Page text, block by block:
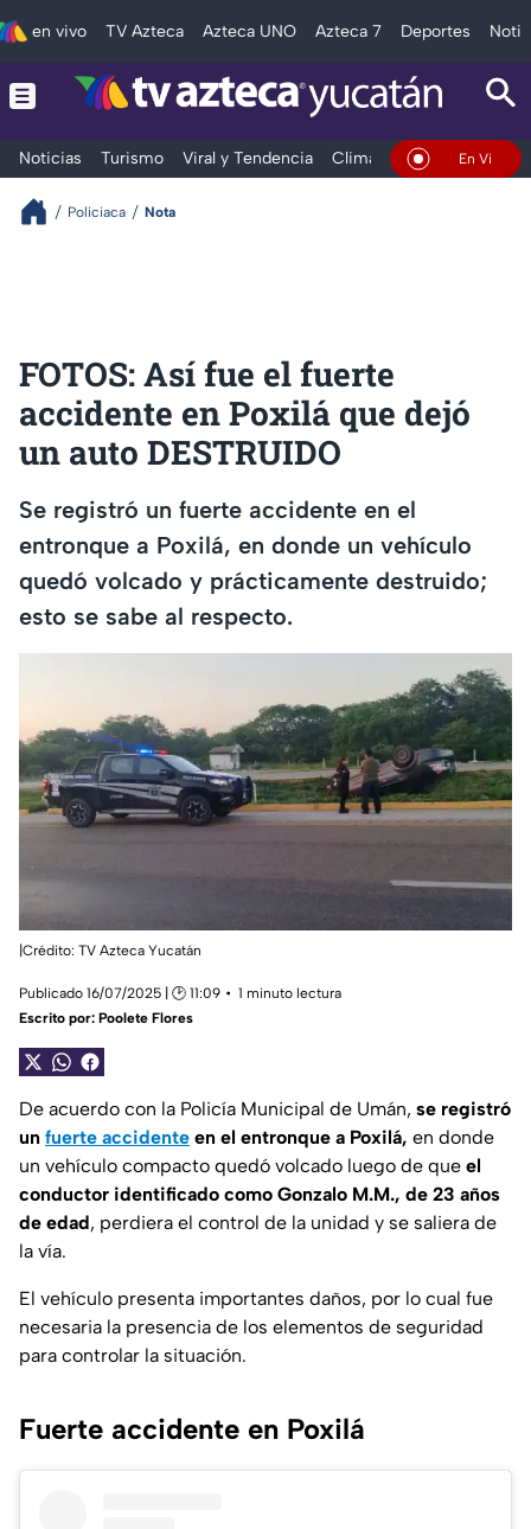
en vivo TV Azteca Azteca UNO Azteca 7 Deportes
Noticias Turismo Viral y Tendencia Clima DeportesEn Vivo
Policiaca Nota
FOTOS: Así fue el fuerte
accidente en Poxilá que dejó
un auto DESTRUIDO
Se registró un fuerte accidente en el
entronque a Poxilá, en donde un vehículo
quedó volcado y prácticamente destruido;
esto se sabe al respecto.
|Crédito: TV Azteca Yucatán
Publicado 16/07/2025 | 🕑 11:09
1 minuto lectura
Escrito por: Poolete Flores
De acuerdo con la Policía Municipal de Umán, se registró
un fuerte accidente en el entronque a Poxilá, en donde
un vehículo compacto quedó volcado luego de que el
conductor identificado como Gonzalo M.M., de 23 años
de edad, perdiera el control de la unidad y se saliera de
la vía.
El vehículo presenta importantes daños, por lo cual fue
necesaria la presencia de los elementos de seguridad
para controlar la situación.
Fuerte accidente en Poxilá